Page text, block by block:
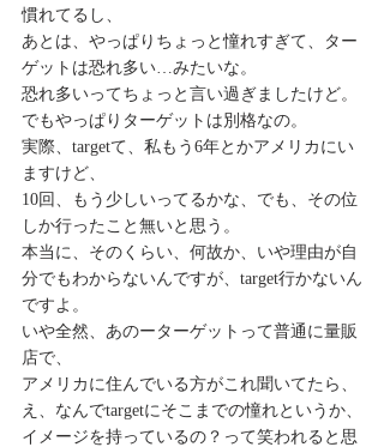
慣れてるし、
あとは、やっぱりちょっと憧れすぎて、ター
ゲットは恐れ多い…みたいな。
恐れ多いってちょっと言い過ぎましたけど。
でもやっぱりターゲットは別格なの。
実際、targetて、私もう6年とかアメリカにい
ますけど、
10回、もう少しいってるかな、でも、その位
しか行ったこと無いと思う。
本当に、そのくらい、何故か、いや理由が自
分でもわからないんですが、target行かないん
ですよ。
いや全然、あのーターゲットって普通に量販
店で、
アメリカに住んでいる方がこれ聞いてたら、
え、なんでtargetにそこまでの憧れというか、
イメージを持っているの？って笑われると思